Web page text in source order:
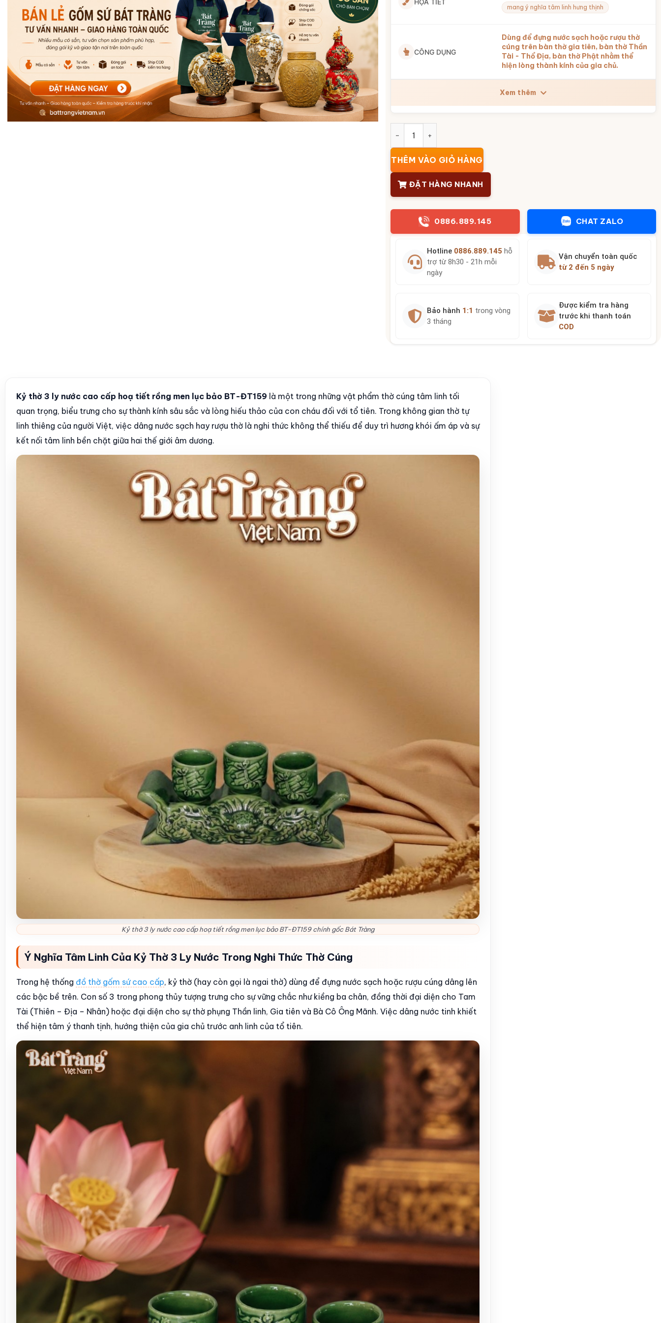
mang ý nghĩa tâm linh hưng thịnh
CÔNG DỤNG
Dùng để đựng nước sạch hoặc rượu thờ
cúng trên bàn thờ gia tiên, bàn thờ Thần
Tài - Thổ Địa, bàn thờ Phật nhằm thể
hiện lòng thành kính của gia chủ.
Xem thêm
THÊM VÀO GIỎ HÀNG
ĐẶT HÀNG NHANH
0886.889.145 CHAT ZALO
Hotline 0886.889.145 hỗ
trợ từ 8h30 - 21h mỗi
ngày
Vận chuyển toàn quốc
từ 2 đến 5 ngày
Bảo hành 1:1 trong vòng
3 tháng
Được kiểm tra hàng
trước khi thanh toán
COD
Kỷ thờ 3 ly nước cao cấp hoạ tiết rồng men lục bảo BT-ĐT159 là một trong những vật phẩm thờ cúng tâm linh tối
quan trọng, biểu trưng cho sự thành kính sâu sắc và lòng hiếu thảo của con cháu đối với tổ tiên. Trong không gian thờ tự
linh thiêng của người Việt, việc dâng nước sạch hay rượu thờ là nghi thức không thể thiếu để duy trì hương khói ấm áp và sự
kết nối tâm linh bền chặt giữa hai thế giới âm dương.
Kỷ thờ 3 ly nước cao cấp hoạ tiết rồng men lục bảo BT-ĐT159 chính gốc Bát Tràng
Ý Nghĩa Tâm Linh Của Kỷ Thờ 3 Ly Nước Trong Nghi Thức Thờ Cúng
Trong hệ thống đồ thờ gốm sứ cao cấp, kỷ thờ (hay còn gọi là ngai thờ) dùng để đựng nước sạch hoặc rượu cúng dâng lên
các bậc bề trên. Con số 3 trong phong thủy tượng trưng cho sự vững chắc như kiềng ba chân, đồng thời đại diện cho Tam
Tài (Thiên – Địa – Nhân) hoặc đại diện cho sự thờ phụng Thần linh, Gia tiên và Bà Cô Ông Mãnh. Việc dâng nước tinh khiết
thể hiện tâm ý thanh tịnh, hướng thiện của gia chủ trước anh linh của tổ tiên.